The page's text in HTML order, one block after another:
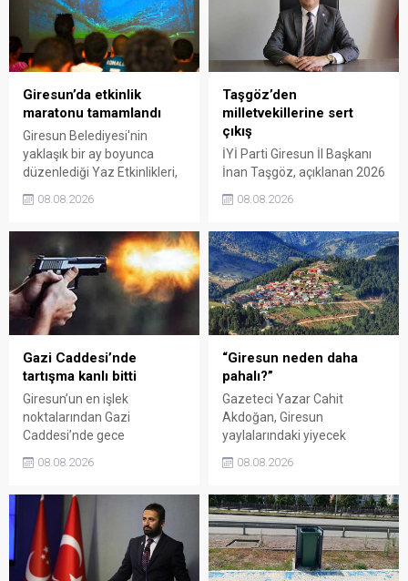
Giresun’da etkinlik
maratonu tamamlandı
Giresun Belediyesi'nin
yaklaşık bir ay boyunca
düzenlediği Yaz Etkinlikleri,
sanat ve eğlenceyle
organizasyonun ardından
Kadın El Emeği Pazarı'nın
süresi de 16 Ağustos'a
kadar uzatıldı.
08.08.2026
Taşgöz’den
milletvekillerine sert
çıkış
İYİ Parti Giresun İl Başkanı
İnan Taşgöz, açıklanan 2026
üzerinden iktidar
eleştirdi. Taşgöz, üreticinin
emeğinin karşılığını
alamadığını savunarak,
Giresun milletvekillerini
sessiz kalmakla suçladı.
08.08.2026
Gazi Caddesi’nde
tartışma kanlı bitti
Giresun’un en işlek
noktalarından Gazi
Caddesi’nde gece
kavgada A.E. ayağından
bölgede kısa süreli panik
yaşanırken polis geniş çaplı
soruşturma başlattı.
08.08.2026
“Giresun neden daha
pahalı?”
Gazeteci Yazar Cahit
Akdoğan, Giresun
yaylalarındaki yiyecek
belirgin biçimde yüksek
Valiliği, Tarım ve Orman İl
Müdürlüğü ile ilgili kurumları
denetime çağırdı. Akdoğan,
yüzde 50’ye ulaşan fiyat
08.08.2026